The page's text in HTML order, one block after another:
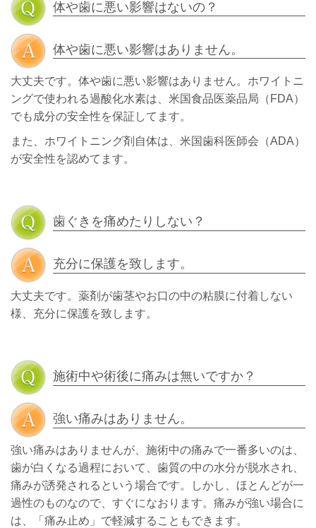
体や歯に悪い影響はないの？
体や歯に悪い影響はありません。
大丈夫です。体や歯に悪い影響はありません。ホワイトニ
ングで使われる過酸化水素は、米国食品医薬品局（FDA）
でも成分の安全性を保証してます。
また、ホワイトニング剤自体は、米国歯科医師会（ADA）
が安全性を認めてます。
歯ぐきを痛めたりしない？
充分に保護を致します。
大丈夫です。薬剤が歯茎やお口の中の粘膜に付着しない
様、充分に保護を致します。
施術中や術後に痛みは無いですか？
強い痛みはありません。
強い痛みはありませんが、施術中の痛みで一番多いのは、
歯が白くなる過程において、歯質の中の水分が脱水され、
痛みが誘発されるという場合です。しかし、ほとんどが一
過性のものなので、すぐになおります。痛みが強い場合に
は、「痛み止め」で軽減することもできます。